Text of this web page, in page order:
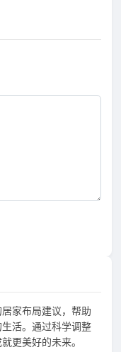
家布局建议，帮助
活。通过科学调整
更美好的未来。